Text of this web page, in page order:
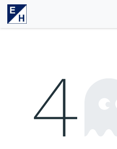
Se rendre au contenu